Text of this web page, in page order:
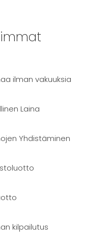
ilman vakuuksia
Laina
Yhdistäminen
kilpailutus